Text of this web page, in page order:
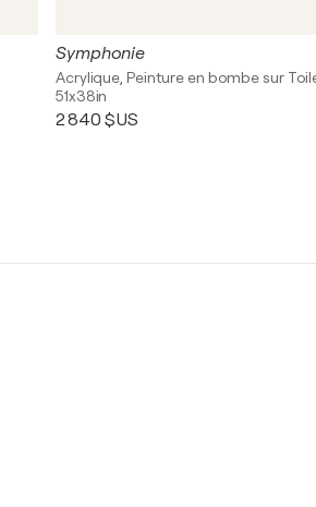
Symphonie
Acrylique, Peinture en bombe sur
51x38in
2 840 $US